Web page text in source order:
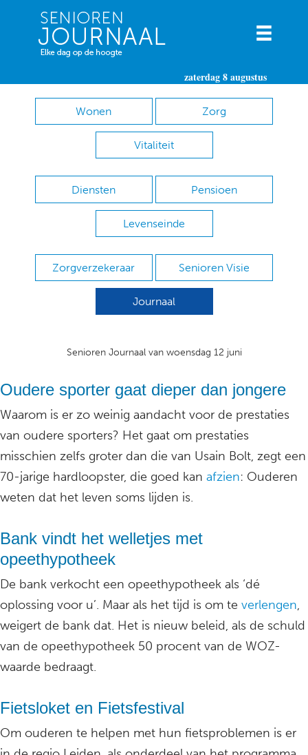
zaterdag 8 augustus
Wonen Zorg
Vitaliteit
Diensten Pensioen
Levenseinde
Zorgverzekeraar Senioren Visie
Journaal
Senioren Journaal van woensdag 12 juni
Oudere sporter gaat dieper dan jongere
Waarom is er zo weinig aandacht voor de prestaties
van oudere sporters? Het gaat om prestaties
misschien zelfs groter dan die van Usain Bolt, zegt een
70-jarige hardloopster, die goed kan afzien: Ouderen
weten dat het leven soms lijden is.
Bank vindt het welletjes met
opeethypotheek
De bank verkocht een opeethypotheek als ‘dé
oplossing voor u’. Maar als het tijd is om te verlengen,
weigert de bank dat. Het is nieuw beleid, als de schuld
van de opeethypotheek 50 procent van de WOZ-
waarde bedraagt.
Fietsloket en Fietsfestival
Om ouderen te helpen met hun fietsproblemen is er